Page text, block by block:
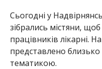
Сьогодні у
зібрались містяни,
працівників лікарні.
представлено близько
тематикою.